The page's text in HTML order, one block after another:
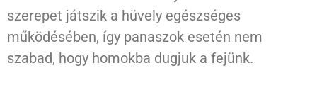
szerepet játszik a hüvely egészséges
működésében, így panaszok esetén nem
szabad, hogy homokba dugjuk a fejünk.